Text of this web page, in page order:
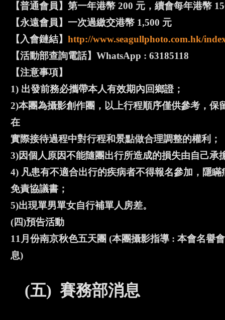
【普通會員】第一年港幣 200 元，續會每年港幣
【永遠會員】一次過繳交港幣 1,500 元
【入會鏈結】 http://www.seagullphoto.com.hk/
【活動部查詢電話】WhatsApp : 63185118
【注意事項】
1) 出發前務必攜帶本人有效期內回鄉證；
2)本團為攝影創作團，以上行程順序僅供參考，
在
實際接待過程中對行程和景點做合理調整的權利；
3)因個人原因不能隨團出行所造成的損失由自己承
4) 凡患有不適合出行的疾病者不得報名參加，隱
免責協議書；
5)出現單男單女自行補單人房差。
(四)預告活動
11月份南京秋色五天團 (本團攝影指導 : 本會名譽
息)
(五) 賽務部消息